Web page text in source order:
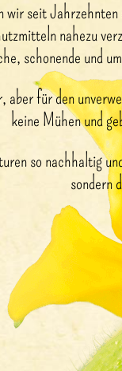
wir seit
nahezu
schonende und
für den
keine Mühen und
so nachhaltig
sondern